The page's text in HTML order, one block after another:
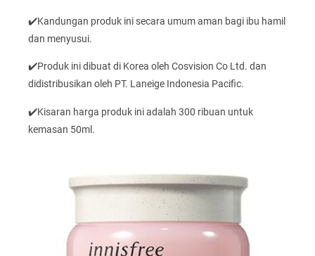
✔️Kandungan produk ini secara umum aman bagi ibu hamil
dan menyusui.
✔️Produk ini dibuat di Korea oleh Cosvision Co Ltd. dan
didistribusikan oleh PT. Laneige Indonesia Pacific.
✔️Kisaran harga produk ini adalah 300 ribuan untuk
kemasan 50ml.